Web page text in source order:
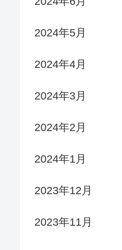
2024年5月
2024年4月
2024年3月
2024年2月
2024年1月
2023年12月
2023年11月